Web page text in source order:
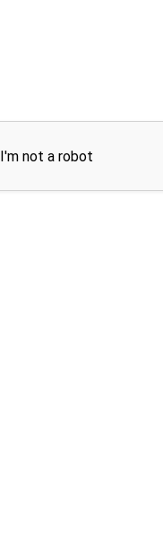
I'm not a robot